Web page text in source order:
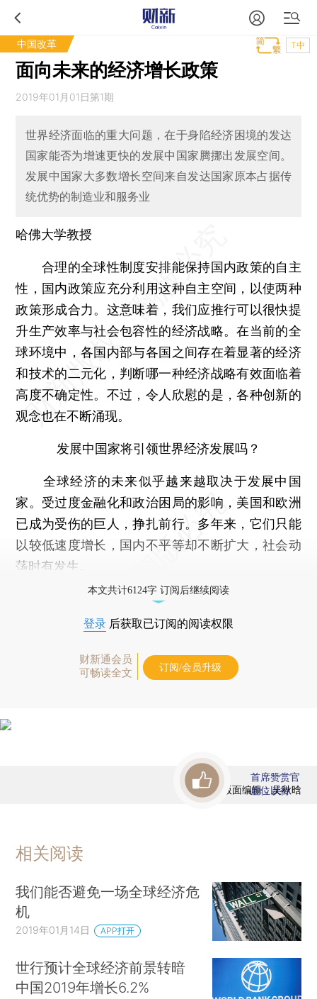
中国改革 T中
面向未来的经济增长政策
2019年01月01日第1期
世界经济面临的重大问题，在于身陷经济困境的发达
国家能否为增速更快的发展中国家腾挪出发展空间。
发展中国家大多数增长空间来自发达国家原本占据传
统优势的制造业和服务业
哈佛大学教授
合理的全球性制度安排能保持国内政策的自主
性，国内政策应充分利用这种自主空间，以使两种
政策形成合力。这意味着，我们应推行可以很快提
升生产效率与社会包容性的经济战略。在当前的全
球环境中，各国内部与各国之间存在着显著的经济
和技术的二元化，判断哪一种经济战略有效面临着
高度不确定性。不过，令人欣慰的是，各种创新的
观念也在不断涌现。
发展中国家将引领世界经济发展吗？
全球经济的未来似乎越来越取决于发展中国
家。受过度金融化和政治困局的影响，美国和欧洲
已成为受伤的巨人，挣扎前行。多年来，它们只能
以较低速度增长，国内不平等却不断扩大，社会动
荡时有发生。
本文共计6124字 订阅后继续阅读
登录 后获取已订阅的阅读权限
财新通会员
可畅读全文
订阅/会员升级
版面编辑：吴秋晗
首席赞赏官
虚位以待
相关阅读
我们能否避免一场全球经济危
机
2019年01月14日 APP打开
世行预计全球经济前景转暗
中国2019年增长6.2%